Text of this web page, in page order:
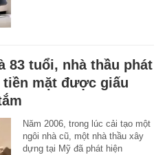
83 tuổi, nhà thầu phát
tiền mặt được giấu
Năm 2006, trong lúc cải tạo một
ngôi nhà cũ, một nhà thầu xây
dựng tại Mỹ đã phát hiện